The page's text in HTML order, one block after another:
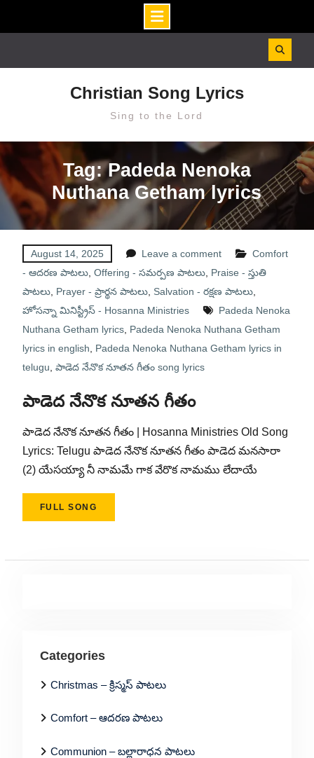
Christian Song Lyrics
Sing to the Lord
Tag: Padeda Nenoka
Nuthana Getham lyrics
August 14, 2025 Leave a comment
Comfort
- ఆదరణ పాటలు, Offering - సమర్పణ పాటలు, Praise - స్తుతి
పాటలు, Prayer - ప్రార్థన పాటలు, Salvation - రక్షణ పాటలు,
హోసన్నా మినిస్ట్రీస్ - Hosanna Ministries
Padeda Nenoka
Nuthana Getham lyrics, Padeda Nenoka Nuthana Getham
lyrics in english
Padeda Nenoka Nuthana Getham lyrics in
telugu పాడెద నేనొక నూతన గీతం song lyrics
పాడెద నేనొక నూతన గీతం
పాడెద నేనొక నూతన గీతం | Hosanna Ministries Old Song
Lyrics: Telugu పాడెద నేనొక నూతన గీతం పాడెద మనసారా
(2) యేసయ్యా నీ నామమే గాక వేరొక నామము లేదాయే
FULL SONG
Categories
Christmas – క్రిస్మస్ పాటలు
Comfort – ఆదరణ పాటలు
Communion – బల్లారాధన పాటలు